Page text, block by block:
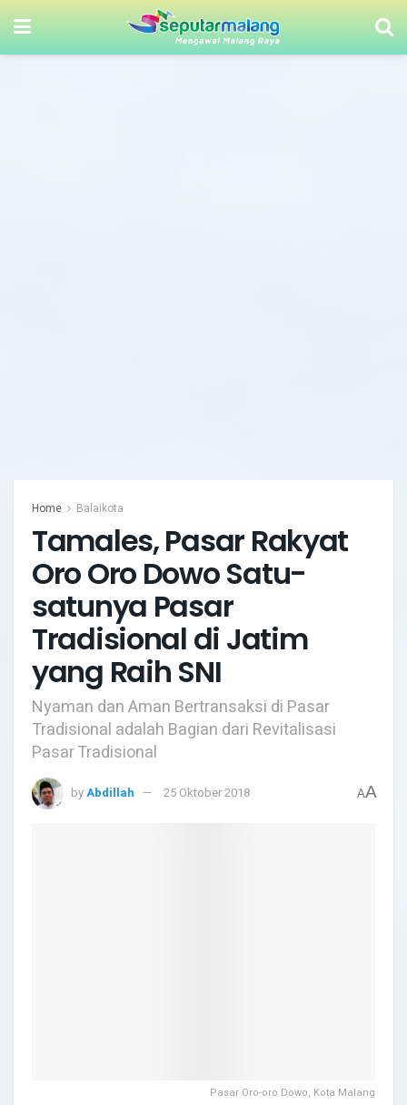
Home Balaikota
Tamales, Pasar Rakyat
Oro Oro Dowo Satu-
satunya Pasar
Tradisional di Jatim
yang Raih SNI
Nyaman dan Aman Bertransaksi di Pasar
Tradisional adalah Bagian dari Revitalisasi
Pasar Tradisional
byAbdillah 25 Oktober 2018 AA
Pasar Oro-oro Dowo, Kota Malang